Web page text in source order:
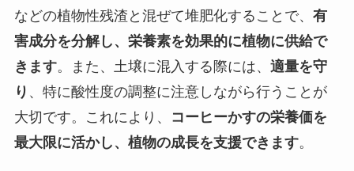
などの植物性残渣と混ぜて堆肥化することで、 有
害成分を分解し、栄養素を効果的に植物に供給で
きます。また、土壌に混入する際には、 適量を守
り 、特に酸性度の調整に注意しながら行うことが
大切です。これにより、
コーヒーかすの栄養価を
最大限に活かし、植物の成長を支援できます。